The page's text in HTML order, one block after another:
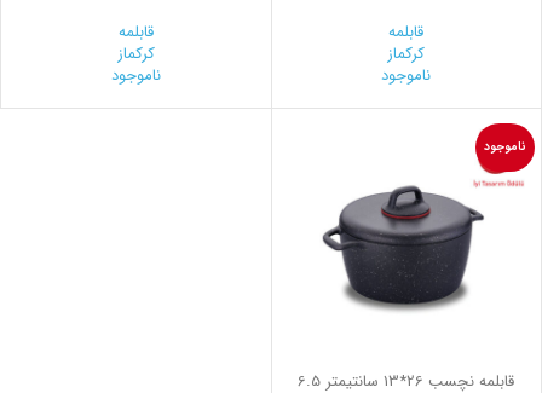
قابلمه
کرکماز
ناموجود
قابلمه
کرکماز
ناموجود
ناموجود
قابلمه نچسب 26*13 سانتیمتر 6.5